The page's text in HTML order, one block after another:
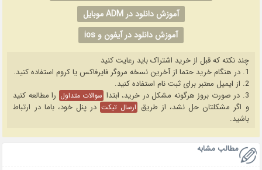
آموزش دانلود در ADM موبایل
آموزش دانلود در آیفون و ios
چند نکته که قبل از خرید اشتراک باید رعایت کنید
1. در هنگام خرید حتما از آخرین نسخه مروگر فایرفاکس یا کروم استفاده کنید.
2. از ایمیل معتبر برای ثبت نام استفاده کنید.
3. در صورت بروز هرگونه مشکل در خرید، ابتدا
سوالات متداول را مطالعه کنید
و اگر مشکلتان حل نشد، از طریق ارسال تیکت در پنل خود، باما در ارتباط
باشید.
مطالب مشابه